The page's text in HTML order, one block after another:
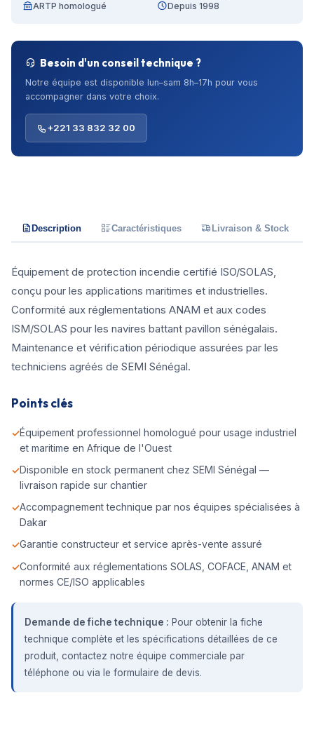
ARTP homologué
Depuis 1998
Besoin d'un conseil technique ?
Notre équipe est disponible lun–sam 8h–17h pour vous
accompagner dans votre choix.
+221 33 832 32 00
Description Caractéristiques Livraison & Stock
Équipement de protection incendie certifié ISO/SOLAS,
conçu pour les applications maritimes et industrielles.
Conformité aux réglementations ANAM et aux codes
ISM/SOLAS pour les navires battant pavillon sénégalais.
Maintenance et vérification périodique assurées par les
techniciens agréés de SEMI Sénégal.
Points clés
Équipement professionnel homologué pour usage industriel
et maritime en Afrique de l'Ouest
Disponible en stock permanent chez SEMI Sénégal —
livraison rapide sur chantier
Accompagnement technique par nos équipes spécialisées à
Dakar
Garantie constructeur et service après-vente assuré
Conformité aux réglementations SOLAS, COFACE, ANAM et
normes CE/ISO applicables
Demande de fiche technique : Pour obtenir la fiche
technique complète et les spécifications détaillées de ce
produit, contactez notre équipe commerciale par
téléphone ou via le formulaire de devis.